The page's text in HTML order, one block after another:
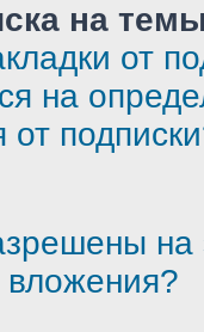
на
от
на
от